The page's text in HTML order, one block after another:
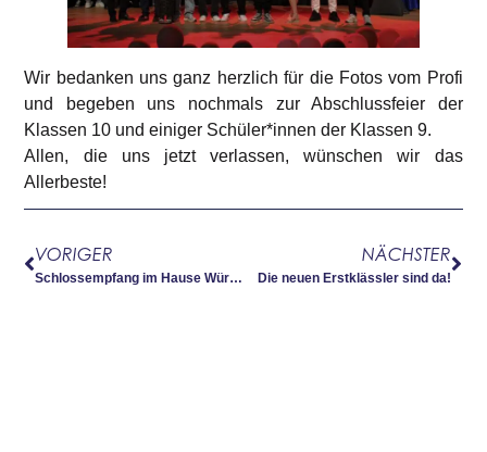
Wir bedanken uns ganz herzlich für die Fotos vom Profi
und begeben uns nochmals zur Abschlussfeier der
Klassen 10 und einiger Schüler*innen der Klassen 9.
Allen, die uns jetzt verlassen, wünschen wir das
Allerbeste!
VORIGER
Schlossempfang im Hause Württemberg
NÄCHSTER
Die neuen Erstklässler sind da!